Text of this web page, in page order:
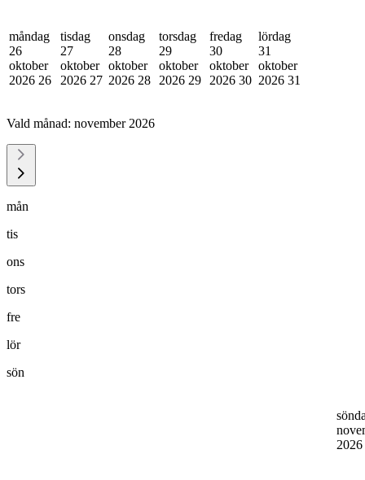
måndag
26
oktober
2026 26
tisdag
27
oktober
2026 27
onsdag
28
oktober
2026 28
torsdag
29
oktober
2026 29
fredag
30
oktober
2026 30
lördag
31
oktober
2026 31
Vald månad: november 2026
mån
tis
ons
tors
fre
lör
sön
2026